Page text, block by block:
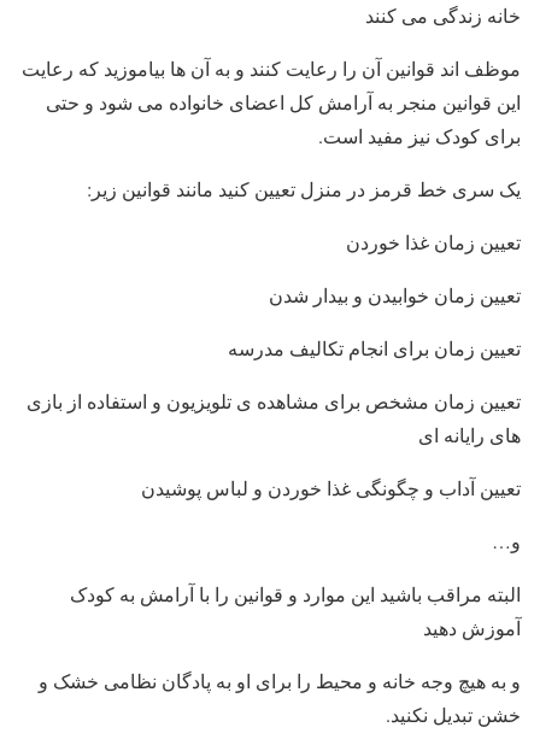
خانه زندگی می کنند
موظف اند قوانین آن را رعایت کنند و به آن ها بیاموزید که رعایت
این قوانین منجر به آرامش کل اعضای خانواده می شود و حتی
برای کودک نیز مفید است.
یک سری خط قرمز در منزل تعیین کنید مانند قوانین زیر:
تعیین زمان غذا خوردن
تعیین زمان خوابیدن و بیدار شدن
تعیین زمان برای انجام تکالیف مدرسه
تعیین زمان مشخص برای مشاهده ی تلویزیون و استفاده از بازی
های رایانه ای
تعیین آداب و چگونگی غذا خوردن و لباس پوشیدن
و…
البته مراقب باشید این موارد و قوانین را با آرامش به کودک
آموزش دهید
و به هیچ وجه خانه و محیط را برای او به پادگان نظامی خشک و
خشن تبدیل نکنید.